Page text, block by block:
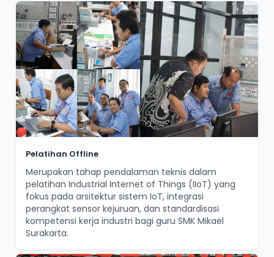
Pelatihan Offline
Merupakan tahap pendalaman teknis dalam
pelatihan Industrial Internet of Things (IIoT) yang
fokus pada arsitektur sistem IoT, integrasi
perangkat sensor kejuruan, dan standardisasi
kompetensi kerja industri bagi guru SMK Mikael
Surakarta.